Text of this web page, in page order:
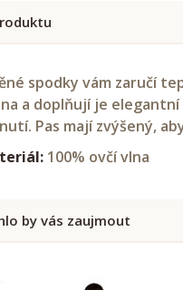
spodky vám zaručí
a doplňují je
Pas mají zvýšený,
100% ovčí vlna
by vás zaujmout